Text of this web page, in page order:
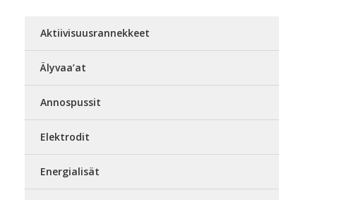
Aktiivisuusrannekkeet
Älyvaa’at
Annospussit
Elektrodit
Energialisät